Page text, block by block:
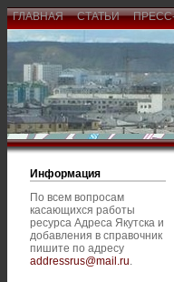
ГЛАВНАЯ СТАТЬИ
Информация
По всем вопросам
касающихся работы
ресурса Адреса Якутска и
добавления в справочник
пишите по адресу
addressrus@mail.ru.